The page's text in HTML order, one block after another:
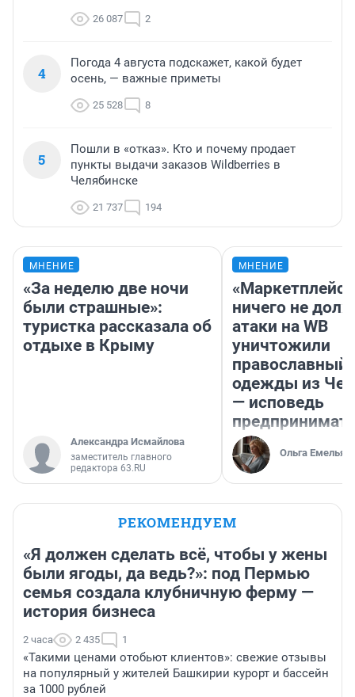
26 087 2
4
Погода 4 августа подскажет, какой будет
осень, — важные приметы
25 528 8
5
Пошли в «отказ». Кто и почему продает
пункты выдачи заказов Wildberries в
Челябинске
21 737 194
МНЕНИЕ
«За неделю две ночи
были страшные»:
туристка рассказала об
отдыхе в Крыму
Александра Исмайлова
заместитель главного
редактора 63.RU
МНЕНИЕ
«Маркетплейс
ничего не
атаки на WB
уничтожили
православный
одежды из
— исповедь
Ольга
РЕКОМЕНДУЕМ
«Я должен сделать всё, чтобы у жены
были ягоды, да ведь?»: под Пермью
семья создала клубничную ферму —
история бизнеса
2 часа 2 435 1
«Такими ценами отобьют клиентов»: свежие отзывы
на популярный у жителей Башкирии курорт и бассейн
за 1000 рублей